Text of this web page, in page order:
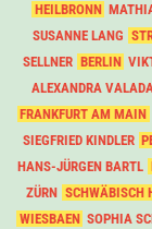
HEILBRONN
SUSANNE LANG
SELLNER BERLIN
ALEXANDRA
FRANKFURT AM MAIN
SIEGFRIED KINDLER
HANS-JÜRGEN BARTL
ZÜRN SCHWÄBISCH
WIESBAEN SOPHIA